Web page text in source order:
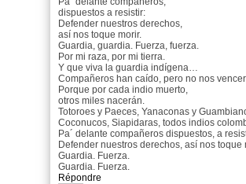
dispuestos a resistir:
Defender nuestros derechos,
así nos toque morir.
Guardia, guardia. Fuerza, fuerza.
Por mi raza, por mi tierra.
Y que viva la guardia indígena…
Compañeros han caído, pero no nos
Porque por cada indio muerto,
otros miles nacerán.
Totoroes y Paeces, Yanaconas y
Coconucos, Siapidaras, todos indios
Pa´ delante compañeros dispuestos, a
Defender nuestros derechos, así nos toque
Guardia. Fuerza.
Guardia. Fuerza.
Répondre